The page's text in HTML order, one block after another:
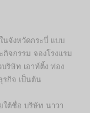
นจังหวัดกระบี่ แบบ
จกรรม จองโรงแรม
ริษัท เอาท์ติ้ง ท่อง
รกิจ เป็นต้น
ใต้ชื่อ บริษัท นาวา